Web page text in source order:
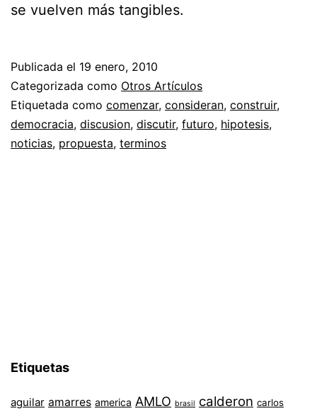
se vuelven más tangibles.
Publicada el 19 enero, 2010
Categorizada como Otros Artículos
Etiquetada como comenzar, consideran, construir,
democracia, discusion, discutir, futuro, hipotesis,
noticias, propuesta, terminos
Etiquetas
aguilar amarres america AMLO brasil calderon carlos